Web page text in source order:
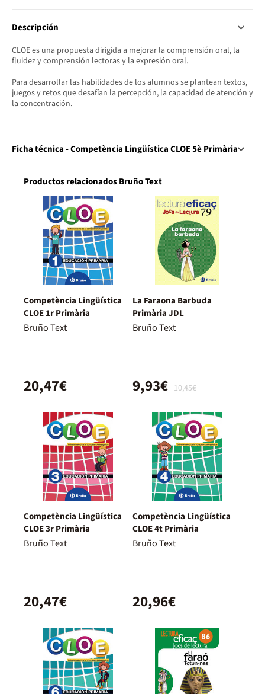
Descripción
CLOE es una propuesta dirigida a mejorar la comprensión oral, la
fluidez y comprensión lectoras y la expresión oral.
Para desarrollar las habilidades de los alumnos se plantean textos,
juegos y retos que desafían la percepción, la capacidad de atención y
la concentración.
Ficha técnica - Competència Lingüística CLOE 5è Primària
Productos relacionados Bruño Text
Competència Lingüística
CLOE 1r Primària
Bruño Text
20,47€
La Faraona Barbuda
Primària JDL
Bruño Text
10,45€
9,93€
Competència Lingüística
CLOE 3r Primària
Bruño Text
20,47€
Competència Lingüística
CLOE 4t Primària
Bruño Text
20,96€